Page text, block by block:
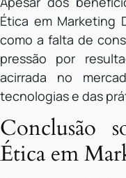
Ética em Marketing
como a falta de
pressão por
acirrada no
tecnologias e das
Conclusão
Ética em